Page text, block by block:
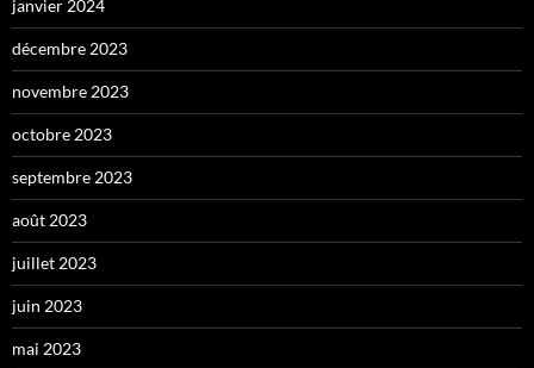
janvier 2024
décembre 2023
novembre 2023
octobre 2023
septembre 2023
août 2023
juillet 2023
juin 2023
mai 2023